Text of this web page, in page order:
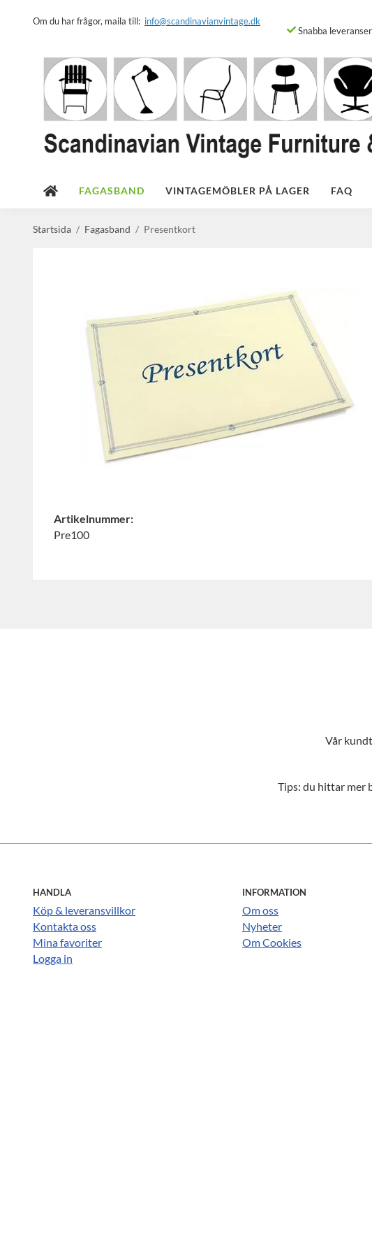
Om du har frågor, maila till: info@scandinavianvintage.dk
Snabba
FAGASBAND VINTAGEMÖBLER PÅ LAGER FAQ
Startsida / Fagasband / Presentkort
Artikelnummer:
Pre100
Vår
Tips: du hittar mer
HANDLA
Köp & leveransvillkor
Kontakta oss
Mina favoriter
Logga in
INFORMATION
Om oss
Nyheter
Om Cookies